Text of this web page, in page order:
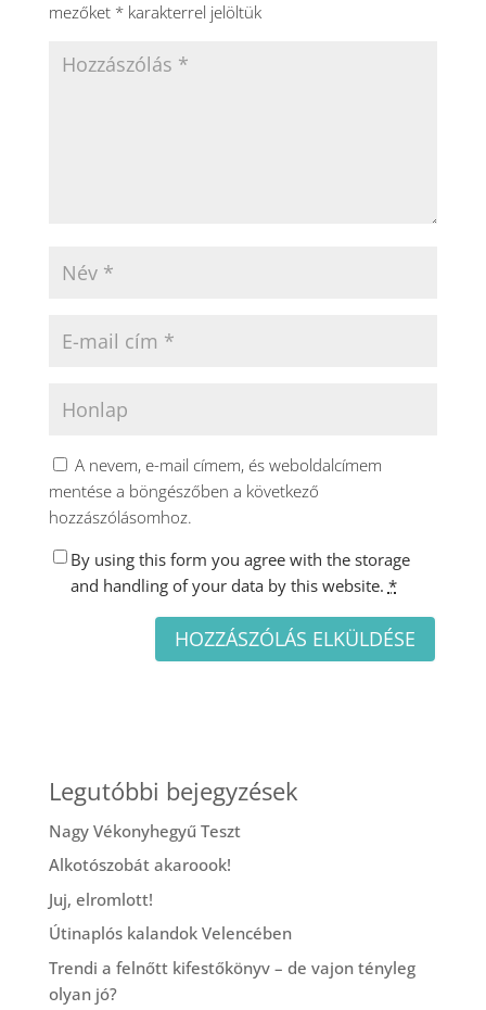
mezőket *karakterrel jelöltük
A nevem, e-mail címem, és weboldalcímem
mentése a böngészőben a következő
hozzászólásomhoz.
By using this form you agree with the storage
and handling of your data by this website. *
Legutóbbi bejegyzések
Nagy Vékonyhegyű Teszt
Alkotószobát akaroook!
Juj, elromlott!
Útinaplós kalandok Velencében
Trendi a felnőtt kifestőkönyv – de vajon tényleg
olyan jó?